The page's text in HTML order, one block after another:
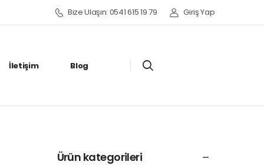
Bize Ulaşın: 0541 615 19 79 Giriş Yap
İletişim Blog
Ürün kategorileri